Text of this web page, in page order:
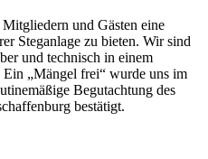
und Gästen eine
Steganlage zu bieten. Wir sind
und technisch in einem
„Mängel frei“ wurde uns im
Begutachtung des
bestätigt.